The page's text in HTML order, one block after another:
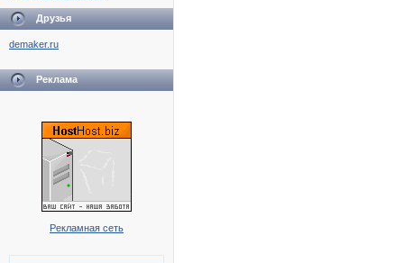
Друзья
demaker.ru
Реклама
Рекламная сеть